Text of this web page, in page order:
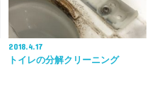
2018.4.17
トイレの分解クリーニング